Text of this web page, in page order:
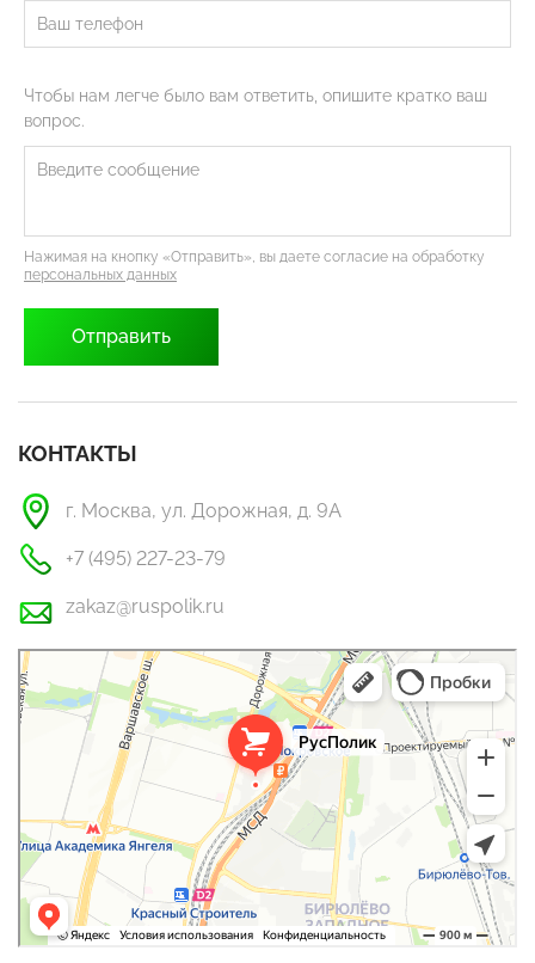
Чтобы нам легче было вам ответить, опишите кратко ваш
вопрос.
Нажимая на кнопку «Отправить», вы даете согласие на обработку
персональных данных
КОНТАКТЫ
г. Москва, ул. Дорожная, д. 9А
+7 (495) 227-23-79
zakaz@ruspolik.ru
РусПолик
Оргстекло, поликарбонат в Москве
Строительные и отделочные работы в Москве